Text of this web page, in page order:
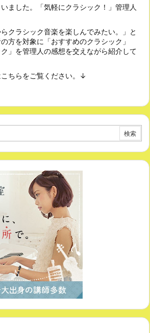
ました。「気軽にクラシック！」管理人
クラシック音楽を楽しんでみたい。」と
方を対象に「おすすめのクラシック」
ク」を管理人の感想を交えながら紹介して
ちらをご覧ください。↓